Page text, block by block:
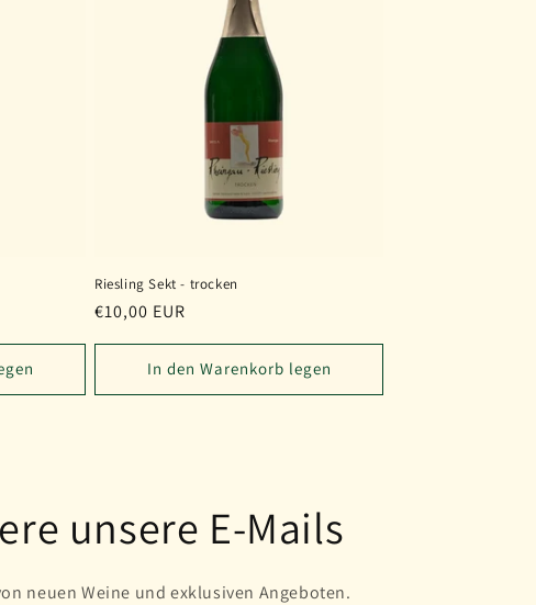
Riesling Sekt - trocken
Normaler
€10,00 EUR
In den Warenkorb legen
unsere E-Mails
neuen Weine und exklusiven Angeboten.